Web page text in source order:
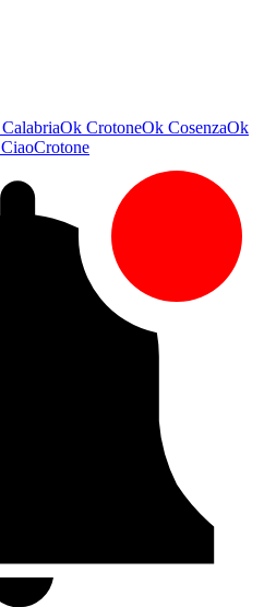
CalabriaOk CrotoneOk CosenzaOk
CiaoCrotone